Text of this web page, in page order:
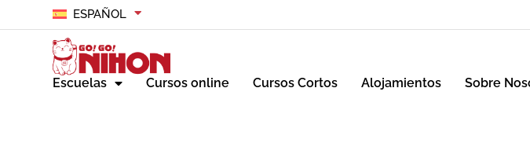
ESPAÑOL
Escuelas Cursos online Cursos Cortos Alojamientos Sobre